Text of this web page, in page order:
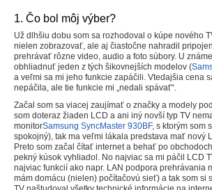
1. Čo bol môj výber?
Už dlhšiu dobu som sa rozhodoval o kúpe nového
nielen zobrazovať, ale aj čiastočne nahradil
prehrávať rôzne video, audio a foto súbory. U
obhliadnuť jeden z tých šikovnejších modelov (
a veľmi sa mi jeho funkcie zapáčili. Vtedajšia cena
nepáčila, ale tie funkcie mi „nedali spávať“.
Začal som sa viacej zaujímať o značky a modely
som doteraz žiaden LCD a ani iný novší typ TV
monitorSamsung SyncMaster 930BF, s ktorým som
spokojný), tak ma veľmi lákala predstava mať nový
Preto som začal čítať internet a behať po
pekný kúsok vyhliadol. No najviac sa mi páčil LCD
najviac funkcií ako napr. LAN podpora prehrávania
mám domácu (nielen) počítačovú sieť) a tak som si